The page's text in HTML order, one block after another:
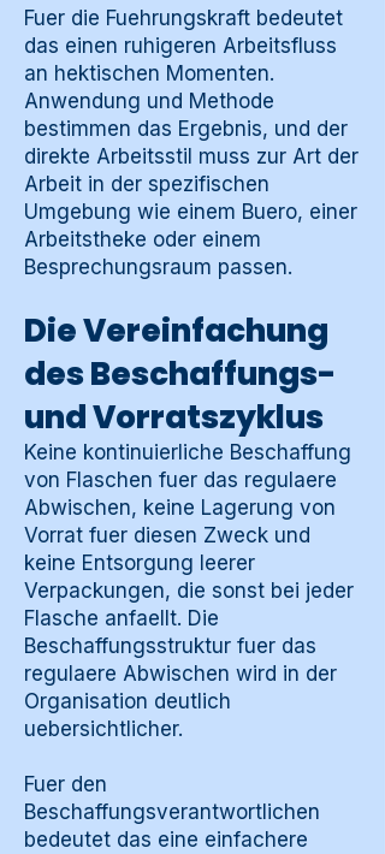
Fuer die Fuehrungskraft bedeutet
das einen ruhigeren Arbeitsfluss
an hektischen Momenten.
Anwendung und Methode
bestimmen das Ergebnis, und der
direkte Arbeitsstil muss zur Art der
Arbeit in der spezifischen
Umgebung wie einem Buero, einer
Arbeitstheke oder einem
Besprechungsraum passen.
Die Vereinfachung
des Beschaffungs-
und Vorratszyklus
Keine kontinuierliche Beschaffung
von Flaschen fuer das regulaere
Abwischen, keine Lagerung von
Vorrat fuer diesen Zweck und
keine Entsorgung leerer
Verpackungen, die sonst bei jeder
Flasche anfaellt. Die
Beschaffungsstruktur fuer das
regulaere Abwischen wird in der
Organisation deutlich
uebersichtlicher.
Fuer den
Beschaffungsverantwortlichen
bedeutet das eine einfachere